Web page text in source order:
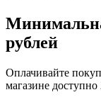
рублей
Оплачивайте
магазине